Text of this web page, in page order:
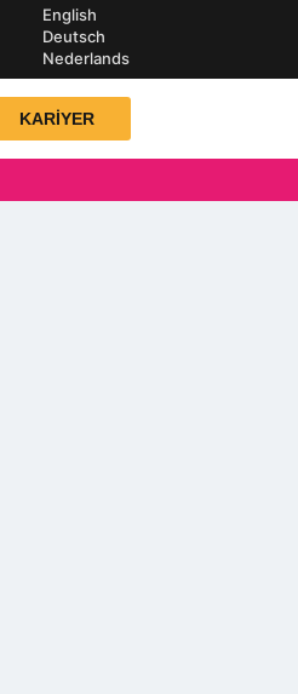
English
Deutsch
Nederlands
KARİYER